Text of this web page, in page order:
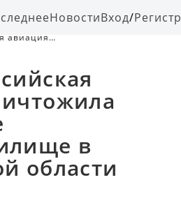
НовостиВход/
авиация
в
области